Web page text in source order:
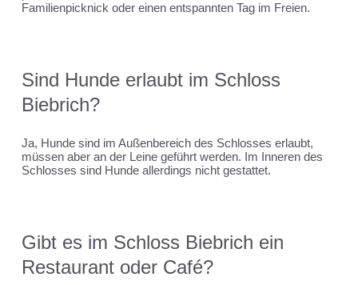
Familienpicknick oder einen entspannten Tag im Freien.
Sind Hunde erlaubt im Schloss
Biebrich?
Ja, Hunde sind im Außenbereich des Schlosses erlaubt,
müssen aber an der Leine geführt werden. Im Inneren des
Schlosses sind Hunde allerdings nicht gestattet.
Gibt es im Schloss Biebrich ein
Restaurant oder Café?